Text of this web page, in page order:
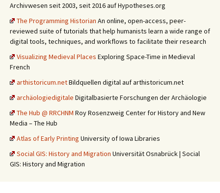
Archivwesen seit 2003, seit 2016 auf Hypotheses.org
The Programming Historian An online, open-access, peer-
reviewed suite of tutorials that help humanists learn a wide range of
digital tools, techniques, and workflows to facilitate their research
Visualizing Medieval Places Exploring Space-Time in Medieval
French
arthistoricum.netBildquellen digital auf arthistoricum.net
archäologiedigitale Digitalbasierte Forschungen der Archäologie
The Hub @ RRCHNM Roy Rosenzweig Center for History and New
Media – The Hub
Atlas of Early Printing University of Iowa Libraries
Social GIS: History and Migration Universität Osnabrück | Social
GIS: History and Migration